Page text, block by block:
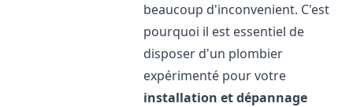
beaucoup d'inconvenient. C'est
pourquoi il est essentiel de
disposer d'un plombier
expérimenté pour votre
installation et dépannage